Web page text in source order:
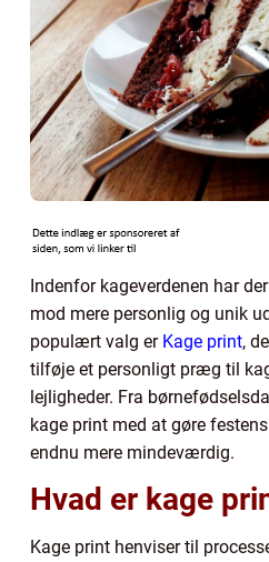
Indenfor kageverdenen har
mod mere personlig og unik
populært valg er Kage print,
tilføje et personligt præg til
lejligheder. Fra
kage print med at gøre
endnu mere mindeværdig.
Hvad er kage
Kage print henviser til